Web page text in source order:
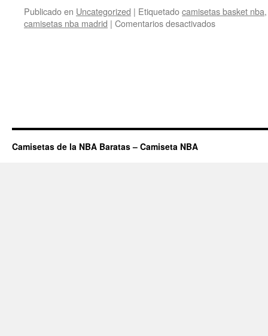
Publicado en Uncategorized | Etiquetadocamisetas basket nba
camisetas nba madrid | Comentarios desactivadosen
Camisetas de la NBA Baratas – Camiseta NBA